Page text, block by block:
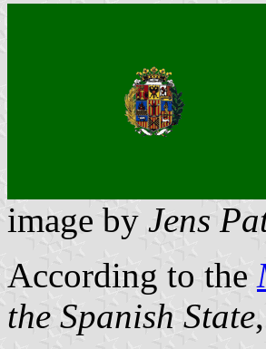
image by Jens
According to the
the Spanish State